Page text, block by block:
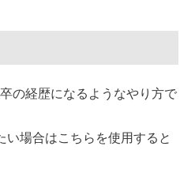
の経歴になるようなやり方で
場合はこちらを使用すると